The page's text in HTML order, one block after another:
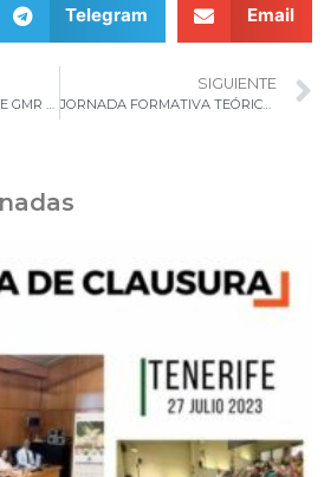
Telegram Email
NUEVA PUBLICACIÓN DE GMR CANARIAS SOBRE DIOCALANDRA FRUMENTI (FABRICIUS), «EL ESCARABAJO DE LAS CUATRO MANCHAS»
SIGUIENTE
JORNADA FORMATIVA TEÓRICA-PRÁCTICA EN CABO VERDE: “DESCRIPCIÓN, MANEJO Y CRÍA DE CRYPTOLAEMUS MONTROUZIERI MULSANT”